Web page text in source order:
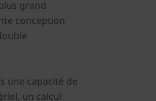
grand
conception
une capacité de
un calcul